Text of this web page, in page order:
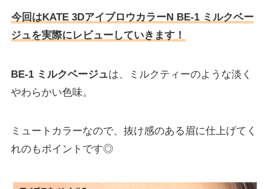
今回はKATE 3DアイブロウカラーN BE-1 ミルクベー
ジュを実際にレビューしていきます！
BE-1 ミルクベージュは、ミルクティーのような淡く
やわらかい色味。
ミュートカラーなので、抜け感のある眉に仕上げてく
れのもポイントです◎